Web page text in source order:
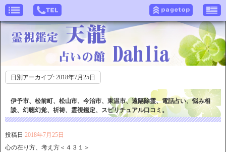
日別アーカイブ: 2018年7月25日
伊予市、松前町、松山市、今治市、東温市、遠隔除霊、電話占い、悩み相
談、幻聴幻覚、祈祷、霊視鑑定、スピリチュアル口コミ。
投稿日 2018年7月25日
心の在り方、考え方＜４３１＞